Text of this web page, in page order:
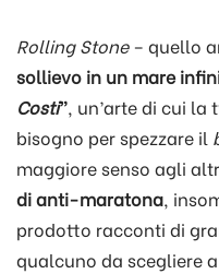
Rolling Stone– quello
sollievo in un mare
Costi”, un’arte di cui la
bisogno per spezzare il
maggiore senso agli
di anti-maratona,
prodotto racconti di
qualcuno da scegliere